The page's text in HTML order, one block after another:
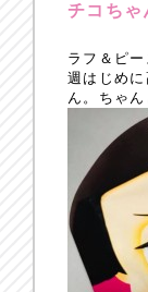
チコちゃ
ラフ＆ピ
週はじめ
ん。ちゃ